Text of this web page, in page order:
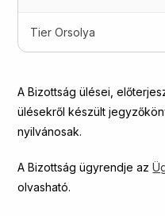
Tier Orsolya
A Bizottság ülései,
ülésekről készült
nyilvánosak.
A Bizottság ügyrendje az
olvasható.